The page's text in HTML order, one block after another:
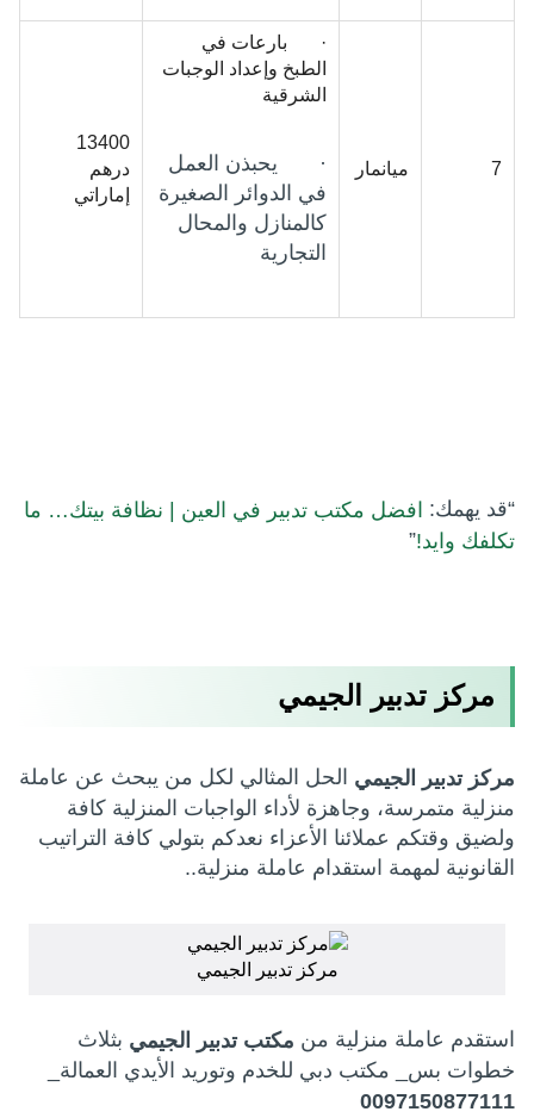
7 ميانمار
· بارعات في
الطبخ وإعداد الوجبات
الشرقية
· يحبذن العمل
في الدوائر الصغيرة
كالمنازل والمحال
التجارية
13400
درهم
إماراتي
“قد يهمك: افضل مكتب تدبير في العين | نظافة بيتك… ما
تكلفك وايد!”
مركز تدبير الجيمي
مركز تدبير الجيمي الحل المثالي لكل من يبحث عن عاملة
منزلية متمرسة، وجاهزة لأداء الواجبات المنزلية كافة
ولضيق وقتكم عملائنا الأعزاء نعدكم بتولي كافة التراتيب
القانونية لمهمة استقدام عاملة منزلية..
مركز تدبير الجيمي
استقدم عاملة منزلية من مكتب تدبير الجيمي بثلاث
خطوات بس_ مكتب دبي للخدم وتوريد الأيدي العمالة_
0097150877111